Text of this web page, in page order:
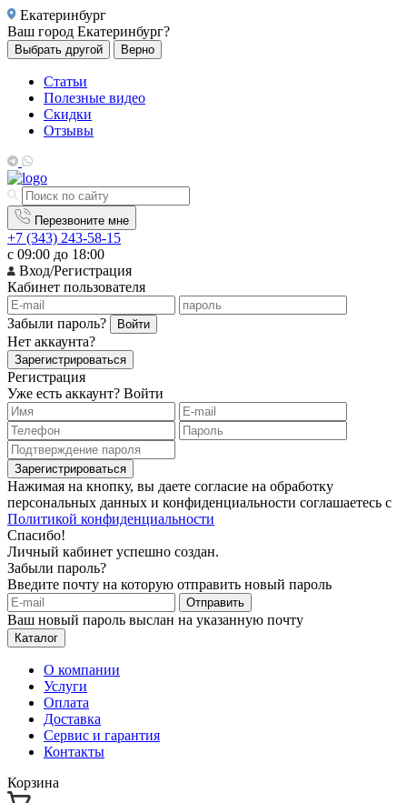
Екатеринбург
Ваш город Екатеринбург?
Выбрать другой Верно
Статьи
Полезные видео
Скидки
Отзывы
Перезвоните мне
+7 (343) 243-58-15
с 09:00 до 18:00
Вход/Регистрация
Кабинет пользователя
Забыли пароль? Войти
Нет аккаунта?
Зарегистрироваться
Регистрация
Уже есть аккаунт? Войти
Зарегистрироваться
Нажимая на кнопку, вы даете согласие на обработку
персональных данных и конфиденциальности соглашаетесь с
Политикой конфиденциальности
Спасибо!
Личный кабинет успешно создан.
Забыли пароль?
Введите почту на которую отправить новый пароль
Отправить
Ваш новый пароль выслан на указанную почту
Каталог
О компании
Услуги
Оплата
Доставка
Сервис и гарантия
Контакты
Корзина